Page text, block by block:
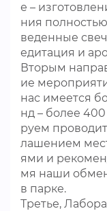
е –
ния
веденные
едитация и
Вторым
ие
нас имеется
нд – более
руем
лашением
ями и
мя наши
в парке.
Третье,